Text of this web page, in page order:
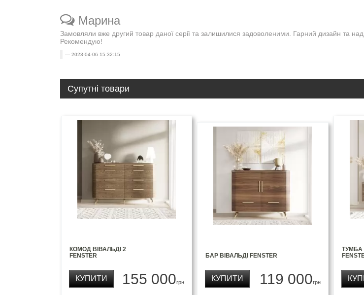
Марина
Замовляли вже другий товар даної серії та залишилися задоволеними. Гарний дизайн та
Рекомендую!
2023-04-06 15:32:15
Супутні товари
КОМОД ВІВАЛЬДІ 2
FENSTER
155 000грн
КУПИТИ
БАР ВІВАЛЬДІ FENSTER
119 000грн
КУПИТИ
ТУМБА